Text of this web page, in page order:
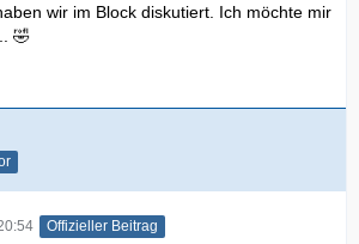
wir im Block diskutiert. Ich möchte mir
🤣
Offizieller Beitrag